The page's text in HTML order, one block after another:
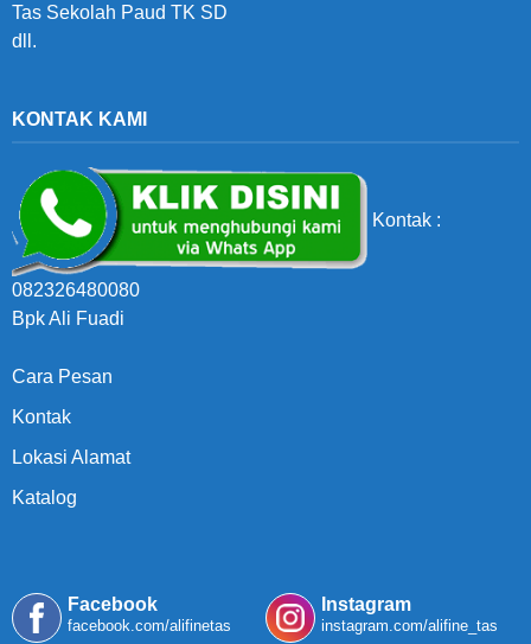
Tas Sekolah Paud TK SD
dll.
KONTAK KAMI
Kontak :
082326480080
Bpk Ali Fuadi
Cara Pesan
Kontak
Lokasi Alamat
Katalog
Facebook
facebook.com/alifinetas
Instagram
instagram.com/alifine_tas